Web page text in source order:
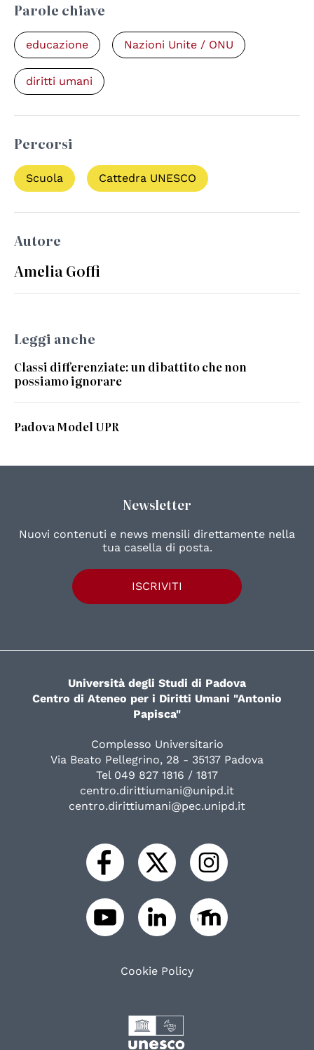
Parole chiave
educazione Nazioni Unite / ONU
diritti umani
Percorsi
Scuola Cattedra UNESCO
Autore
Amelia Goffi
Leggi anche
Classi differenziate: un dibattito che non
possiamo ignorare
Padova Model UPR
Newsletter
Nuovi contenuti e news mensili direttamente nella
tua casella di posta.
ISCRIVITI
Università degli Studi di Padova
Centro di Ateneo per i Diritti Umani "Antonio
Papisca"
Complesso Universitario
Via Beato Pellegrino, 28 - 35137 Padova
Tel 049 827 1816 / 1817
centro.dirittiumani@unipd.it
centro.dirittiumani@pec.unipd.it
Cookie Policy